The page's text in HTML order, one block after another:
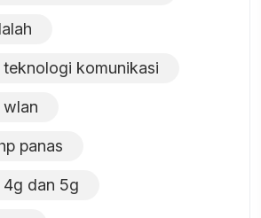
teknologi komunikasi
wlan
panas
4g dan 5g